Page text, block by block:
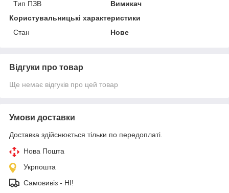
Тип ПЗВ
Вимикач
Користувальницькі характеристики
Стан
Нове
Відгуки про товар
Ще немає відгуків про цей товар
Умови доставки
Доставка здійснюється тільки по передоплаті.
Нова Пошта
Укрпошта
Самовивіз - НІ!